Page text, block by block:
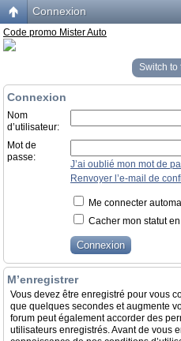
Connexion
Code promo Mister Auto
Switch to
Connexion
Nom
d’utilisateur:
Mot de
passe:
J’ai oublié mon mot de
Renvoyer l’e-mail de
Me connecter
Cacher mon statut
M’enregistrer
Vous devez être enregistré pour vous
que quelques secondes et augmente
forum peut également accorder des
utilisateurs enregistrés. Avant de vous